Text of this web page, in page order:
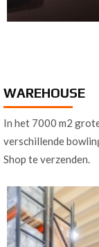
WAREHOUSE
In het 7000 m2
verschillende
Shop te verzenden.